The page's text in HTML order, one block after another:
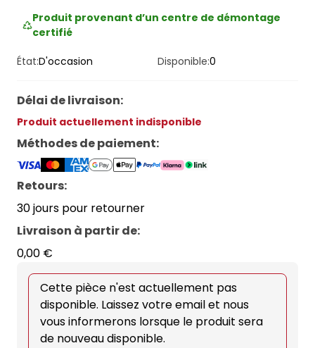
Produit provenant d’un centre de démontage
certifié
État:D'occasion Disponible:0
Délai de livraison:
Produit actuellement indisponible
Méthodes de paiement:
Retours:
30 jours pour retourner
Livraison à partir de:
0,00 €
Cette pièce n'est actuellement pas
disponible. Laissez votre email et nous
vous informerons lorsque le produit sera
de nouveau disponible.